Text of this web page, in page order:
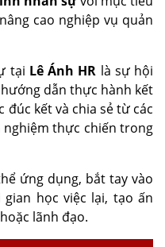
cao nghiệp vụ quản
tại Lê Ánh HR là sự hội
dẫn thực hành kết
kết và chia sẻ từ các
nghiệm thực chiến trong
ứng dụng, bắt tay vào
học việc lại, tạo ấn
lãnh đạo.